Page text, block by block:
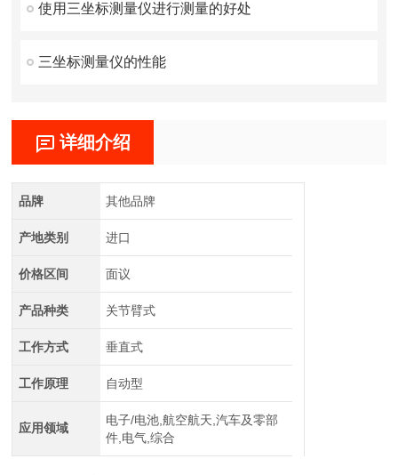
使用三坐标测量仪进行测量的好处
三坐标测量仪的性能
详细介绍
品牌 其他品牌
产地类别 进口
价格区间 面议
产品种类 关节臂式
工作方式 垂直式
工作原理 自动型
应用领域
电子/电池,航空航天,汽车及零部
件,电气,综合